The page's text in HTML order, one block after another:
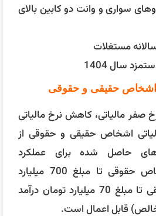
سواری و وانت دو کابین بالای
مستغلات
سال 1404
اشخاص حقیقی و حقوقی
صفر مالیاتی، کاهش نرخ مالیاتی
اشخاص حقیقی و حقوقی از
حاصل شده برای عملکرد
سال1404، برای اشخاص حقوقی تا مبلغ 700 میلیارد
تومان و اشخاص حقیقی تا مبلغ 70 میلیارد تومان درآمد
قابل اعمال است.